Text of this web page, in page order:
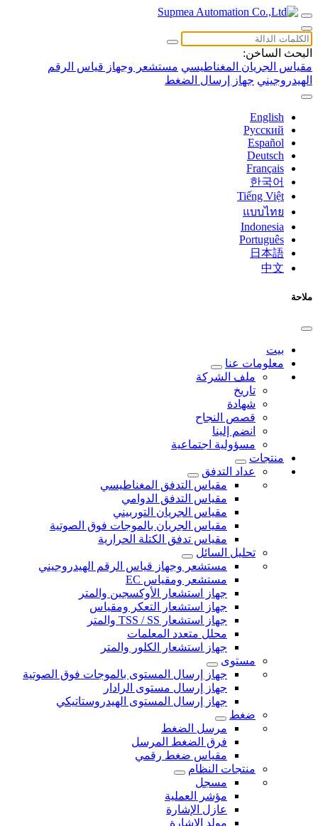
البحث الساخن:
مقياس الجريان المغناطيسي مستشعر وجهاز قياس الرقم
الهيدروجيني جهاز إرسال الضغط
English
Русский
Español
Deutsch
Français
한국어
Tiếng Việt
แบบไทย
Indonesia
Português
日本語
中文
ملاحة
بيت
معلومات عنا
ملف الشركة
تاريخ
شهادة
قصص النجاح
انضم إلينا
مسؤولية اجتماعية
منتجات
عداد التدفق
مقياس التدفق المغناطيسي
مقياس التدفق الدوامي
مقياس الجريان التوربيني
مقياس الجريان بالموجات فوق الصوتية
مقياس تدفق الكتلة الحرارية
تحليل السائل
مستشعر وجهاز قياس الرقم الهيدروجيني
مستشعر ومقياس EC
جهاز استشعار الأوكسجين والمتر
جهاز استشعار التعكر ومقياس
جهاز استشعار TSS / SS والمتر
محلل متعدد المعلمات
جهاز استشعار الكلور والمتر
مستوى
جهاز إرسال المستوى بالموجات فوق الصوتية
جهاز إرسال مستوى الرادار
جهاز إرسال المستوى الهيدروستاتيكي
ضغط
مرسل الضغط
فرق الضغط المرسل
مقياس ضغط رقمي
منتجات النظام
مسجل
مؤشر العملية
عازل الإشارة
مولد الإشارة